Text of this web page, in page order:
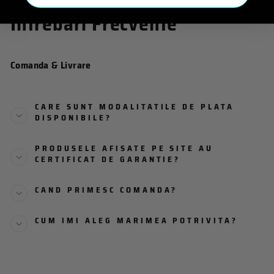
Intrebari Frecvente
Comanda & Livrare
CARE SUNT MODALITATILE DE PLATA
DISPONIBILE?
PRODUSELE AFISATE PE SITE AU
CERTIFICAT DE GARANTIE?
CAND PRIMESC COMANDA?
CUM IMI ALEG MARIMEA POTRIVITA?